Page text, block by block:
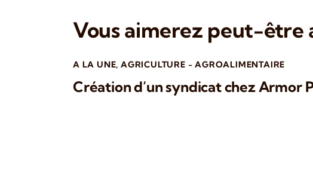
Vous aimerez peut-être
A LA UNE,AGRICULTURE - AGROALIMENTAIRE
Création d’un syndicat chez Armor